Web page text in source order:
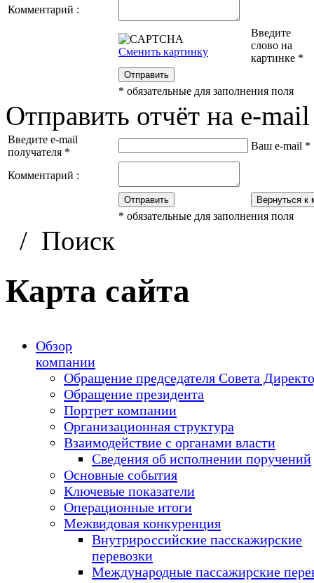
Комментарий :
Сменить картинку
Введите
слово на
картинке *
Отправить
* обязательные для заполнения поля
Отправить отчёт на e-mail
Введите e-mail
получателя *
Ваш e-mail *
Комментарий :
Отправить Вернуться к
* обязательные для заполнения поля
/ Поиск
Карта сайта
Обзор
компании
Обращение председателя Совета
Обращение президента
Портрет компании
Организационная структура
Взаимодействие с органами власти
Сведения об исполнении поручений
Основные события
Ключевые показатели
Операционные итоги
Межвидовая конкуренция
Внутрироссийские пасскажирские
перевозки
Международные пассажирские